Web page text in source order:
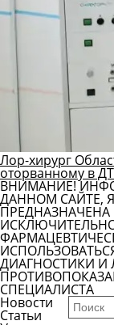
Лор-хирург
оторванному в
ВНИМАНИЕ!
ДАННОМ САЙТЕ,
ПРЕДНАЗНАЧЕНА
ДИАГНОСТИКИ И
СПЕЦИАЛИСТА
Новости
Статьи